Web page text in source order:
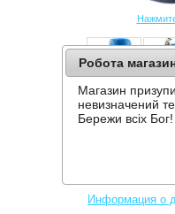
РЮКЗАК
Информация о
Робота
Магазин
невизначений
Бережи всіх Бог!